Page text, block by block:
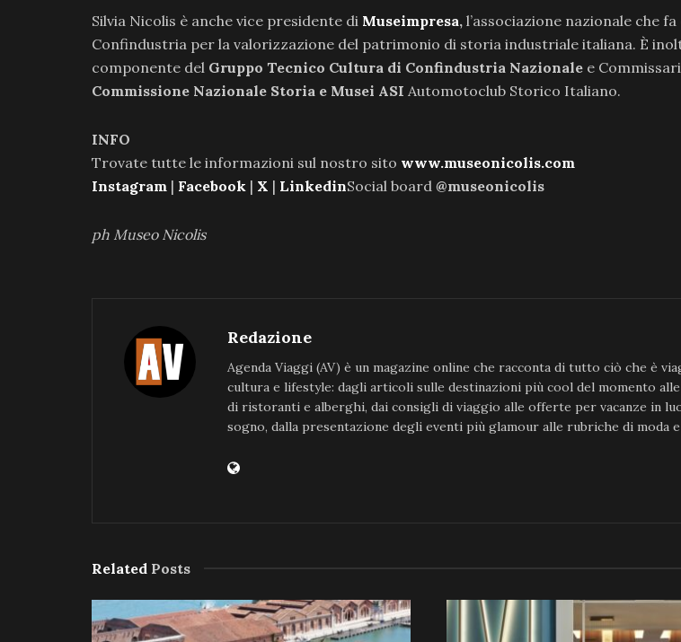
Silvia Nicolis è anche vice presidente di Museimpresa, l’associazione nazionale che fa
Confindustria per la valorizzazione del patrimonio di storia industriale italiana. È
componente del Gruppo Tecnico Cultura di Confindustria Nazionale e
Commissione Nazionale Storia e Musei ASI Automotoclub Storico Italiano.
INFO
Trovate tutte le informazioni sul nostro sito www.museonicolis.com
Instagram | Facebook | X | LinkedinSocial board @museonicolis
ph Museo Nicolis
Redazione
Agenda Viaggi (AV) è un magazine online che racconta di tutto ciò che è
cultura e lifestyle: dagli articoli sulle destinazioni più cool del momento
di ristoranti e alberghi, dai consigli di viaggio alle offerte per vacanze in
sogno, dalla presentazione degli eventi più glamour alle rubriche di moda
Related Posts